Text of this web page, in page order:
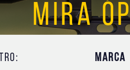
MIRA
MARCA